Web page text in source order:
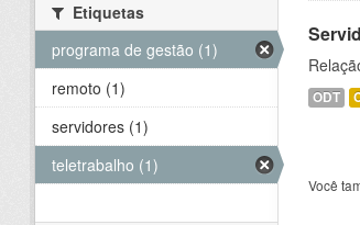
ODT
Você
Etiquetas
programa de gestão (1)
remoto (1)
servidores (1)
teletrabalho (1)